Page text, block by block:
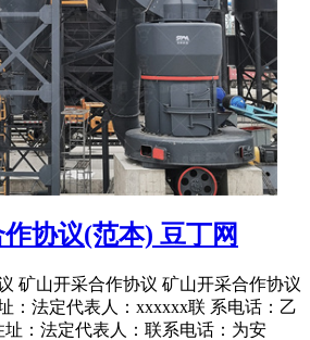
协议(范本) 豆丁网
矿山开采合作协议 矿山开采合作协议
：法定代表人：xxxxxx联 系电话：乙
：法定代表人：联系电话：为安